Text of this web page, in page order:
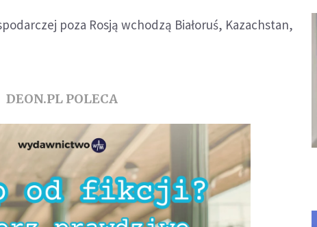
poza Rosją wchodzą Białoruś, Kazachstan,
DEON.PL POLECA